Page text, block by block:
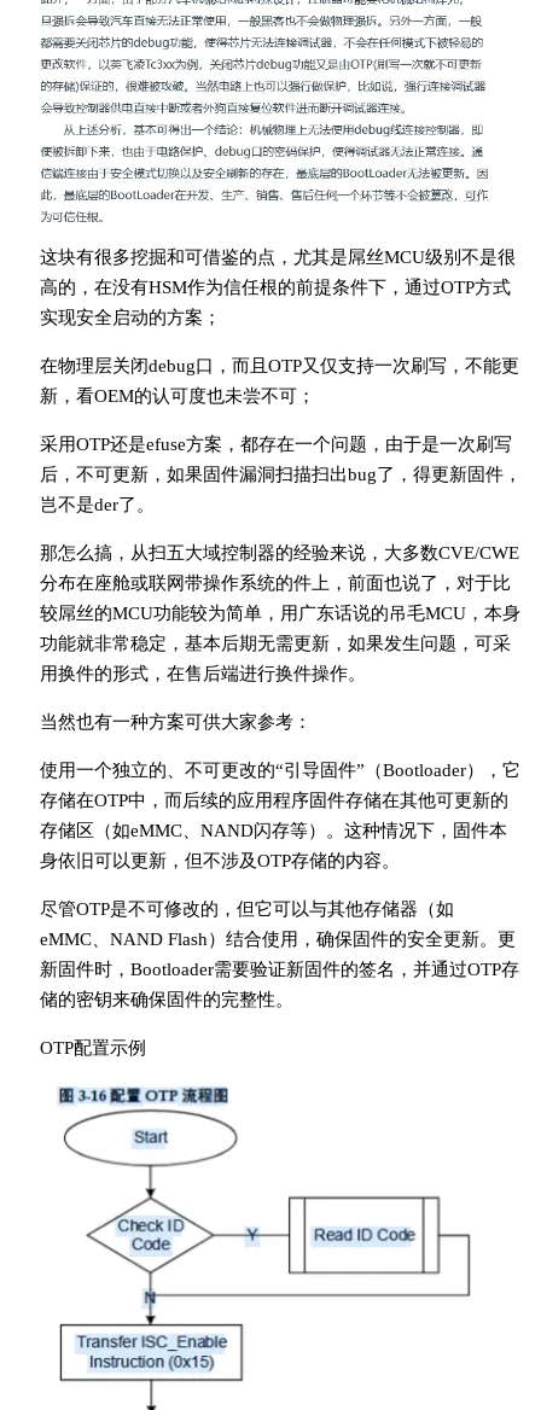
这块有很多挖掘和可借鉴的点，尤其是屌丝MCU级别不是很
高的，在没有HSM作为信任根的前提条件下，通过OTP方式
实现安全启动的方案；
在物理层关闭debug口，而且OTP又仅支持一次刷写，不能更
新，看OEM的认可度也未尝不可；
采用OTP还是efuse方案，都存在一个问题，由于是一次刷写
后，不可更新，如果固件漏洞扫描扫出bug了，得更新固件，
岂不是der了。
那怎么搞，从扫五大域控制器的经验来说，大多数CVE/CWE
分布在座舱或联网带操作系统的件上，前面也说了，对于比
较屌丝的MCU功能较为简单，用广东话说的吊毛MCU，本身
功能就非常稳定，基本后期无需更新，如果发生问题，可采
用换件的形式，在售后端进行换件操作。
当然也有一种方案可供大家参考：
使用一个独立的、不可更改的“引导固件”（Bootloader），它
存储在OTP中，而后续的应用程序固件存储在其他可更新的
存储区（如eMMC、NAND闪存等）。这种情况下，固件本
身依旧可以更新，但不涉及OTP存储的内容。
尽管OTP是不可修改的，但它可以与其他存储器（如
eMMC、NAND Flash）结合使用，确保固件的安全更新。更
新固件时，Bootloader需要验证新固件的签名，并通过OTP存
储的密钥来确保固件的完整性。
OTP配置示例